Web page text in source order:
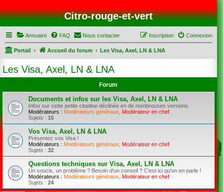
Citro-rouge-et-vert
Annuaire FAQ Nous contacter Connexion
Inscription
Portail Accueil du forum Les Visa, Axel, LN & LNA
Les Visa, Axel, LN & LNA
Forum
Documents et infos sur les Visa, Axel, LN & LNA
Infos sur cette petite citadine déclinée en de nombreuses versions
Modérateurs : Modérateurs généraux
Modérateur en chef
Sujets : 15
Vos Visa, Axel, LN & LNA
Présentez vos Visa !
Modérateurs : Modérateurs généraux
Modérateur en chef
Sujets : 32
Questions techniques sur Visa, Axel, LN & LNA
Un soucis, un problème ? Besoin d'un conseil ? C'est ici qu'on en parle !
Modérateurs : Modérateurs généraux
Modérateur en chef
Sujets : 24